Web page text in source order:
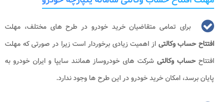
برای تمامی متقاضیان خرید خودرو در طرح های مختلف، مهلت
افتتاح حساب وکالتی از اهمیت زیادی برخوردار است زیرا در صورتی که مهلت
افتتاححساب وکالتی شرکت های خودروساز همانند سایپا و ایران خودرو به
پایان برسد، امکان خرید خودرو در این طرح ها وجود ندارد.